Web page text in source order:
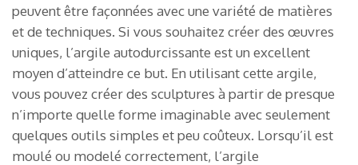
peuvent être façonnées avec une variété de matières
et de techniques. Si vous souhaitez créer des œuvres
uniques, l’argile autodurcissante est un excellent
moyen d’atteindre ce but. En utilisant cette argile,
vous pouvez créer des sculptures à partir de presque
n’importe quelle forme imaginable avec seulement
quelques outils simples et peu coûteux. Lorsqu’il est
moulé ou modelé correctement, l’argile